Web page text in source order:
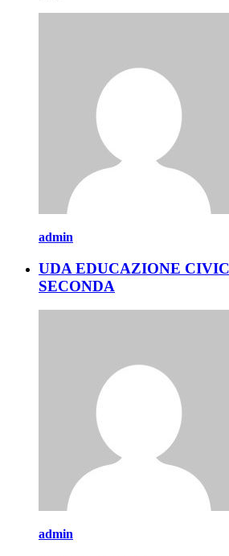
admin
UDA EDUCAZIONE
SECONDA
admin